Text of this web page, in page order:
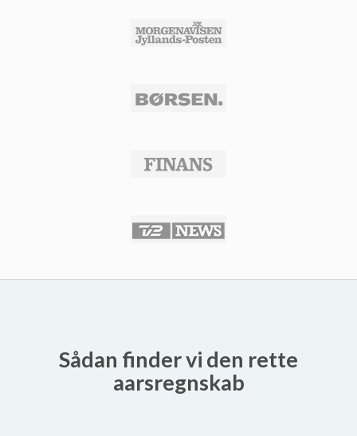
Sådan finder vi den rette
aarsregnskab